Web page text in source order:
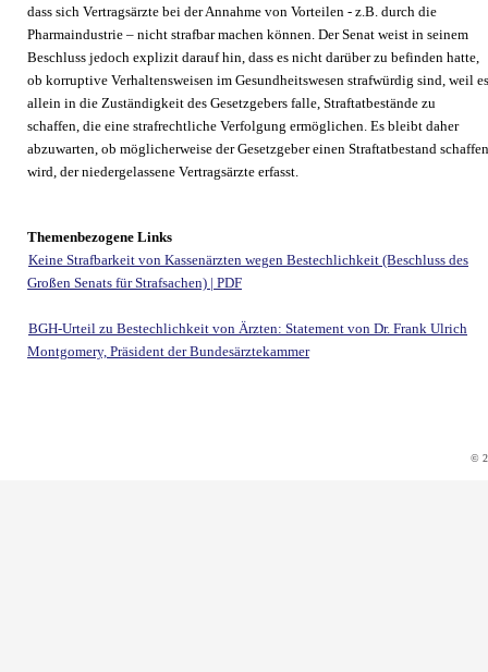
dass sich Vertragsärzte bei der Annahme von Vorteilen - z.B. durch die
Pharmaindustrie – nicht strafbar machen können. Der Senat weist in seinem
Beschluss jedoch explizit darauf hin, dass es nicht darüber zu befinden hatte,
ob korruptive Verhaltensweisen im Gesundheitswesen strafwürdig sind, weil es
allein in die Zuständigkeit des Gesetzgebers falle, Straftatbestände zu
schaffen, die eine strafrechtliche Verfolgung ermöglichen. Es bleibt daher
abzuwarten, ob möglicherweise der Gesetzgeber einen Straftatbestand schaffen
wird, der niedergelassene Vertragsärzte erfasst.
Themenbezogene Links
Keine Strafbarkeit von Kassenärzten wegen Bestechlichkeit (Beschluss des
Großen Senats für Strafsachen) | PDF
BGH-Urteil zu Bestechlichkeit von Ärzten: Statement von Dr. Frank Ulrich
Montgomery, Präsident der Bundesärztekammer
©